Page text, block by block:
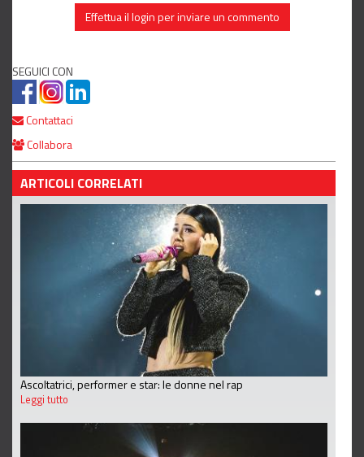
Effettua il login per inviare un commento
SEGUICI CON
Contattaci
Collabora
ARTICOLI CORRELATI
Ascoltatrici, performer e star: le donne nel rap
Leggi tutto